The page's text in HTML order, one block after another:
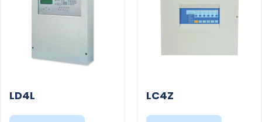
LD4L LC4Z